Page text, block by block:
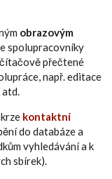
obrazovým
spolupracovníky
přečtené
např. editace
atd.
kontaktní
do databáze a
vyhledávání a k
sbírek).